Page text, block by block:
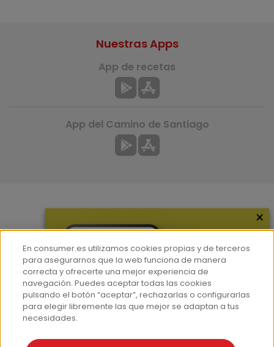
Hemeroteca
Contacto
Prensa
Corpus Lingüístico Consumer
Nuestras Apps
App de recetas
App del Camino de Santiago
×
En consumer.es utilizamos cookies propias y de terceros
para asegurarnos que la web funciona de manera
correcta y ofrecerte una mejor experiencia de
navegación. Puedes aceptar todas las cookies
pulsando el botón “aceptar”, rechazarlas o configurarlas
para elegir libremente las que mejor se adaptan a tus
necesidades.